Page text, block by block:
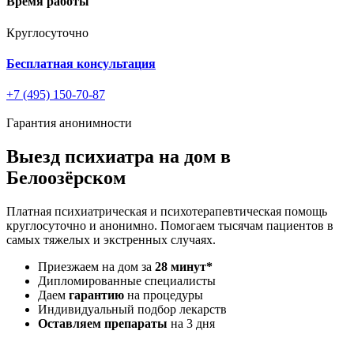
Круглосуточно
Бесплатная консультация
+7 (495) 150-70-87
Гарантия анонимности
Выезд психиатра на дом в
Белоозёрском
Платная психиатрическая и психотерапевтическая помощь
круглосуточно и анонимно. Помогаем тысячам пациентов в
самых тяжелых и экстренных случаях.
Приезжаем на дом за 28 минут*
Дипломированные специалисты
Даем гарантию на процедуры
Индивидуальный подбор лекарств
Оставляем препараты на 3 дня